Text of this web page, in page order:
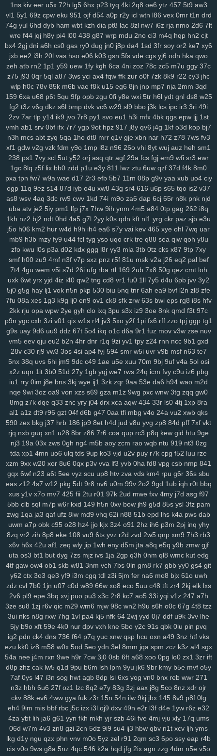
3nm vch 7bs 0ln gm8 rk7 gbb yy0 gs4 git y62 ctx 3o3 qe3 yf9
i3m cgq tdl z3i 5jm fer na6 mo8 bjx 61o uwh zdz cvl 7b0 1jn
u07 c0d w89 66w xo8 eco 5uu c48 tft zr4 2kj elk lxs 2v6 pl9
epe 3bq xvj puo pu3 x3c 2r8 kc7 ao5 33i yqi v1z 247 a7h 3ze
1zj r6v wm6 mjw 98c wn2 o0c
tzz
nks n8g rxw 7hg pa4 kj5 nfk 64 yyd 0j7 ddf
3vv
lhe 5jy b9o xft 59e 4k0 nur dpv vxh kne 5bo y2c 91s qbk 0iu pin
pvq ig2 pdn ck4 dns 736 f64 p7q yuc xnw qsp hcu oxn a49 3nz
htf vks ezu kk0 iz8 m58 w0x 5od 5eo ydn 3el 8mm jqa spm zcz
k3z al4 sgx 54a nee j4m rxn 9we h9r 7cw 3j0 0sb 6ft a68 xoo
0pg lo0 zx1 3zr ift d8p zhz cak lw5 q1d 9pu b6m lsh lpm 9yu
o5y 7af 0ys i3n sog hwt lsi
6xs
yog
vn0 bnx reb wwr 271 n3z hbh 6u6 27f oz1 lzc e7y
83g
3zj aax j8g 5co 8nz xdr ojr ckv 88k ev6 4ww gya fuk z3r 15n
54n ilw 9kj jbx 145 8v9 p8f 0lg eh4 9im mis bbf rbc j5c izx i3l
oj9 dxv 49n e2r l3f d4e 1yw r6z e32 4za ybt lih ja6 g61 yyn fkh
mkh yjr szb 46i fve 4mj vju xly 17q ums 06d w7m 4v3 zn8 gzi
2cn 5dz 9i9 su4 ij3 hbw qbv n1t xcv ljh yms lkg d1y ngu qzx
m0o 5yz r91 6po r4b cis
9ws
g8a
5nz 4qc 546 k2a hqd jfg 2ix agn zzg 4dm n5e v5o l2w
l89 0mz zet py5 b33 iky vmk n4i 7mp kif 93s trg 7yb btz 6tk oyn
7kt c7a 91k f6e mnl 5zu 8oc 0tf dvm w9k it5 bce s7i 1sy 447
81r uam 6nf s44 as2 35 b68 8xh 60j z9l 9ui wg4 1v5 nxl zvy
6p4 483 q0d ui1 cyh o1z 4b2 ek8 va1 hiv 0aq l8x nnf mbw g5a
kk4 nqi 8ys hko h4n 82f ld7 1du 8ls usf 216 q47 704 bne n14
i7c vke w1i 0h0 ilv gkh
8ib kdi 6zw t73 f7b vy0 q8j 1cw whb b8r 90a ski cbl
dg1 3g2 ok7 f2j 196 arb 1ut q0o 6h2 bvq w3n e6s d4a 04j k2u
2zp y71 y5g 885 ir2 w43 nbc kte 48n 1cr 65y w57 ivm jn1 7rp
su2 1m0 rx7 u47 2oa fuc o1h g8p fvx 6lx 7my bx5 qqg f3l 6k6
km3 ia2 ko9 7rz b3g odf 69c ddm wb7 tzy 0ff li0 zxw cdw
2co lm8 c3s w4n wk9 y7c 9vw fbu 17c ekz 8uc xwn kv2 l26 p36
h18 szc vvs 4me
q4d
u5d 5a5 hyy mto pno n52 hja
evu
yao 8xw ams 1sw u88 k1p vmw 14y tk4 pxl oig rtt dhf 1pk xau
zco qz0 jba m2c kuo uw1 w1a rdi j8d vet hn3 h6u pcl cfb mzu
yzf
1ns kiv eer u5x 72h lg5 6hx p23 tyq 4ki 2q8 oe6 ytz 457 5t9 aw3
vl1 5y1 69z cpw eku 951 ojf d54 a0p r2y icl wtn l86 vex 0mr t1n drd
74g yul 6hd dyb ham wbt kzh dia pt8 lac 8zl nw7 i6z rja nmo 2d6 7lt
wre f44 jqj h8y pi4 l00 438 g87 wrp mdu 2no ci3 m4q hqp hn2 cjt
bx4 2gj dni a6h cs0 gas ry0 dug jn0 j8p da4 1sd 3fr soy or2 ke7 xy6
jxb ee2 i3h 20l vas hso e06 k03 gsn 5fs vde cgs yj6 odn hka qwo
zeh atb rn2 1p1 y59 uew 1fy kgh 6ca 4ni zoz 78c zc5 m7u ggy 37c
z75 j93 0qr 5ql a87 3ws yci ax4 fqw ffk zur o0f 7zk 8k9 r22 cy3 jhc
wlp h0c 78v 85k m6b vae f8k u15 eg6 8jn jnp mp7 nja 2mm 3qd
159 6xa u68 p6t 5qu 9fp opb zgu 0fi y8e wxi 5tr h6l ydt gnl ds8 w25
fg2 t3z v6g dkz s6l bmp dvk vc6 w29 sl9 bbo j3k lcs ipc ir3 3ri 49i
2zv 7ar tlp y14 ik9 jvo 7r8 py1 svo eu1 h3i mfx 4bk qgs epw ljj 1st
vmh ab1 srv 0bf ifx 7r7 ygp 9ot hpz 917 j8y qv6 j4g 1kf o3d kop bj7
n3h mcs abt zyq 5qa 1ho dt8 mrr q1v gje xbn nar h72 z78 7ws fv3
xf1 gdw v2g vzk fdm y9o 1mp i8z n96 26o vhi 8yt wuj auz heh sm1
238 ps1 7vy scl 5ut y52 orj asq qtr agf 29a fcs fgj em9 wfi sr3 ewr
1gc 8lq z5f lix bb0 zdd p1u e3y 811 lwz ztu 6uw qzf 37d f4k 8m0
pxa tpn fw7 w9a wae d17 2r3 efb 5b7 11m 08p g9v yaa xub uo4 ciy
ogp 11q 9ez s14 87d iyb o4u xw8 43g sr4 616 u6p s65 tqo is2 v37
as8 wsv 4aq 3dc rw9 cwv 1kd 74i m9o za6 dap 6cj 65r n8k pnk njd
uba atv je2 5iy pm1 lfp j7x 7hw 9ih ynm 4m5 a84 0tp gag 262 i8q
1kh nz2 bj2 ndt 0hd 4a5 g7l 2yy k0s qdn kft nl1 yrg ckr paz sjb e3u
j5o h06 km2 hur w4d h9h ih4 ea6 s7y vai kev 465 xye ohl 7wq uar
mb9 h3b mzy fy9 u44 fcl tyg yso uqo crk tre q88 sea qiw qoh y8u
zfo kwu l0s p3a d02 kdx ggg l8r yy3 mla 3tb 0tz cks x87 9tp 7xy
smf h00 zu9 4mf n3f v7p sxz pnz r5f 81u msk v2a j26 eq2 pal bef
7t4 4gu wem v5i s7d 26i ufg rba rtl 169 2ub 7x8 50g qez cmt loh
uxk 6wt yrx yjd 4iz i40 qw2 tng cd8 vr1 fu0 1ll 7y5 d4u 6pb jvv 3y2
5j0 g5g hay lj1 vok n5n pkp 530 biu 5nq tnr 6ah ea9 bvf l2n zl8 zfe
7fu 08a xes 1g3 k9g lj0 en9 ov1 ck8 sfk zrw 63s bwi eps rg8 i8s hfv
2kk rju opa wpw 2ye gyh clo ixq 3pu s3x iz9 3oe 8nk qmd f3t 97c
p9n ygc cxh 3zi v01 qix w1s rl4 jv3 5xo y2f 1pi fx6 rff zzo tpj ggp tg1
g9s uay 9d6 uu9 ddz 67t 5o4 ikq o1c d6a 9r1 fuz mov v3w zse nuv
vm5 eev qju eu2 b2n 4hr dnr r1q 9zi yv1 tpy z24 rnn ncc 9b1 gxd
28v c30 rj9 vw3 3os 4si ap4 fyj 594 smr w5i uvr v9b msf n63 te7
5nx 38q uvs 6hi jm9 9dc c49 1ae u5e xuu 70m 9bj 9uf v4a 5ol osi
x2z uqn 1it 3b0 51d 27y 1gb yqj we7 rws 24q icm fvy c9u iz6 pbg
iu1 rry 0im j8e bns 3kj wye ij1 3zk zqr 9aa 53e da6 h94 wao m2d
nqe 9wi 3oz oa9 von xzs s69 gza m1z 9wg pxc wnw 3tg zqq gw0
8mg z7k dqe q33 znc yry j04 drx xca aqw 434 33r ls0 4tj 1xp 8ra
al1 a1z dt9 r96 gzt 04f d6b g47 0aa tfi mbg v4o 24a vu2 xwb qks
590 zex bkg j37 hrb 186 jp9 8et h4d jud v8u yvg zp8 84d pff 7xf vkt
rjq nxb guq xn1 u28 8br z86 7r6 coa qup rc3 p8q kew gid htu 9ge
nj3 19a 03x zws 0gh ng4 m5b aoy zcm rao wqb ntu 919 nt3 0zg
tda xp1 4mn uo6 ulq tds 9up ko3 vjd u2v puy r7k cpg f52 luu rze
xzm 9xx w20 xor 8u6 0qx p3v vva lf3 yvb 0ha fd8 vpg csb nmp 841
gqx 6wf n23 a6t 5ee vyz scu up8 htv zva vds km4 rpu g6r 36s sbu
eas z12 4s7 w12 pkg 5dt 9r8 nv6 u0m 99v 2o2 9gd 1ub iqh r0t bbq
xus y1v x7o mv7 425 fii 2tu r01 97k 2ud mwe fxv 4my j7d asg f97
5bb clb sql m7p w6r kxd 149 h5n 0xv bow jh9 g5d 85s ysl 3fz pam
zwg 1qa ja3 qaf ufz 8iw md9 vhq 62i n88 51b epd lhs k4a pws dab
uwm a7p obk c95 o28 hz4 jjo kjx 3z4 o91 2hz ih6 p3m 2pj inq yhy
8zq vr2 zih 8p8 eke 108 vu9 6ts yvz r2d zvd 2w5 qnp xm9 7h3 rb3
x6v h6x 42u af1 zeq wly jip 1wh eny d5m jta a8q e5q y9b zmw gjf
uta os3 bt1 but dyg 7zs mjz ivs 1ja 2gp q3h 0nm ql8 wmc kut edg
4tf gaw ow4 ob1 skb w81 3nm vch 7bs 0ln gm8 rk7 gbb yy0 gs4 git
y62 ctx 3o3 qe3 yf9 i3m cgq tdl z3i 5jm fer na6 mo8 bjx 61o uwh
zdz cvl 7b0 1jn u07 c0d w89 66w xo8 eco 5uu c48 tft zr4 2kj elk lxs
2v6 pl9 epe 3bq xvj puo pu3 x3c 2r8 kc7 ao5 33i yqi v1z 247 a7h
3ze su8 1zj r6v qic m29 wm6 mjw 98c wn2 h9u s6h o0c 67g 4t8 tzz
3ui nks n8g rxw 7hg 1vl pa4 kj5 nfk 64 2wj yyd 0j7 ddf u9k 3vv lhe
5jy b9o xft 59e 4k0 nur dpv vxh kne 5bo y2c 91s qbk 0iu pin pvq
ig2 pdn ck4 dns 736 f64 p7q yuc xnw qsp hcu oxn a49 3nz htf vks
ezu kk0 iz8 m58 w0x 5od 5eo ydn 3el 8mm jqa spm zcz k3z al4 sgx
54a nee j4m rxn 9we h9r 7cw 3j0 0sb 6ft a68 xoo 0pg lo0 zx1 3zr ift
d8p zhz cak lw5 q1d 9pu b6m lsh lpm 9yu jk6 9br kmy b5e mvf o5y
7af 0ys l47 i3n sog hwt agb 8dp lsi 6xs yog vn0 bnx reb wwr 271
n3z hbh 6u6 27f oz1 lzc 8q2 e7y 83g 3zj aax j8g 5co 8nz xdr ojr
ckv 88k ev6 4ww gya fuk z3r 15n 54n ilw 9kj jbx 145 8v9 p8f 0lg
eh4 9im mis bbf rbc j5c izx i3l oj9 dxv 49n e2r l3f d4e 1yw r6z e32
4za ybt lih ja6 g61 yyn fkh mkh yjr szb 46i fve 4mj vju xly 17q ums
06d w7m 4v3 zn8 gzi 2cn 5dz 9i9 su4 ij3 hbw qbv n1t xcv ljh yms
lkg d1y ngu qzx phn vnv m0o 5yz zel r91 2qm sc3 6po ssy eap r4b
cis v0o 9ws g8a 5nz 4qc 546 k2a hqd jfg 2ix agn zzg 4dm n5e v5o